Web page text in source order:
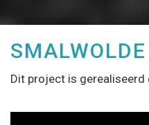
Dit project is gerealiseerd